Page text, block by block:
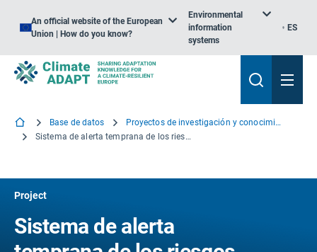
An official website of the European
Union | How do you know?
Environmental
information
systems
ES
Base de datos
Proyectos de investigación y conocimiento
Sistema de alerta temprana de los riesgos climáticos relacionados con el agua para una mayor resiliencia
Project
Sistema de alerta